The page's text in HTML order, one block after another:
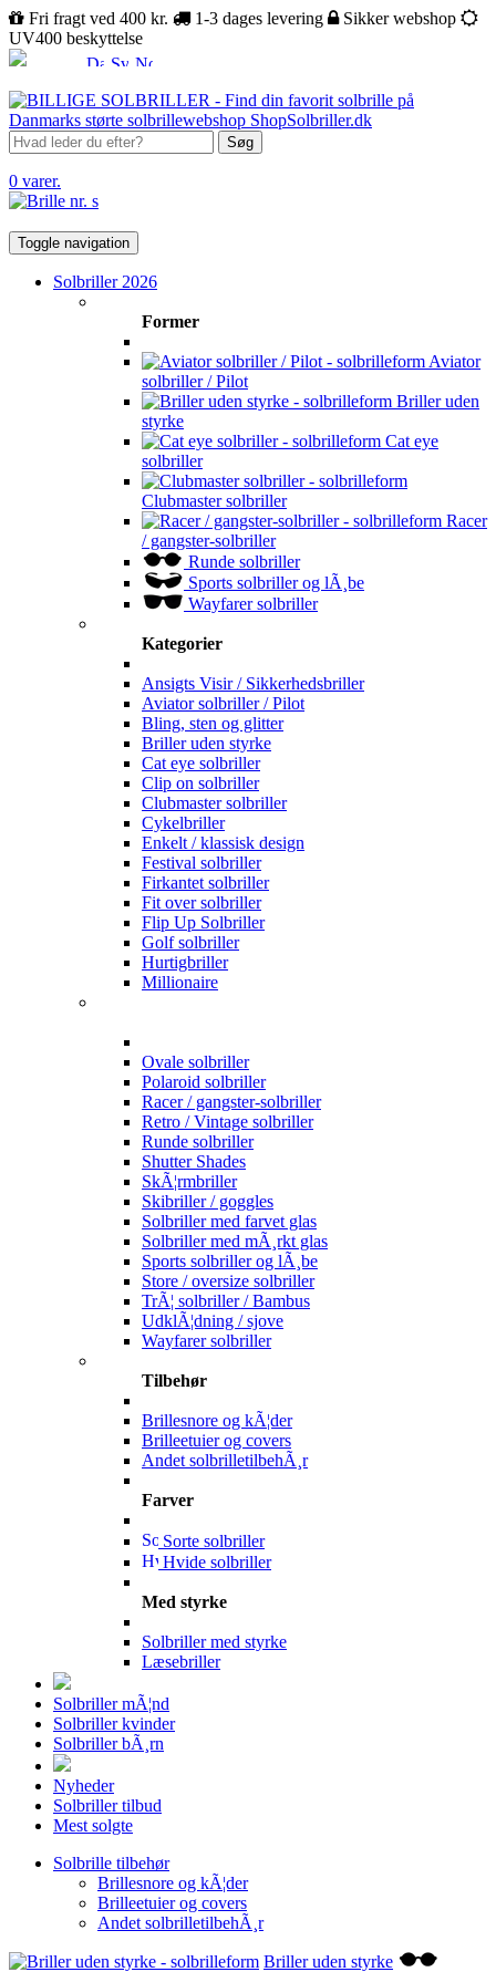
Fri fragt ved 400 kr. 1-3 dages levering
Sikker webshop
UV400 beskyttelse
Søg
0 varer.
Toggle navigation
Solbriller 2026
Former
Aviator
solbriller / Pilot
Briller uden
styrke
Cat eye
solbriller
Clubmaster solbriller
Racer
/ gangster-solbriller
Runde solbriller
Sports solbriller og lÃ¸be
Wayfarer solbriller
Kategorier
Ansigts Visir / Sikkerhedsbriller
Aviator solbriller / Pilot
Bling, sten og glitter
Briller uden styrke
Cat eye solbriller
Clip on solbriller
Clubmaster solbriller
Cykelbriller
Enkelt / klassisk design
Festival solbriller
Firkantet solbriller
Fit over solbriller
Flip Up Solbriller
Golf solbriller
Hurtigbriller
Millionaire
Ovale solbriller
Polaroid solbriller
Racer / gangster-solbriller
Retro / Vintage solbriller
Runde solbriller
Shutter Shades
SkÃ¦rmbriller
Skibriller / goggles
Solbriller med farvet glas
Solbriller med mÃ¸rkt glas
Sports solbriller og lÃ¸be
Store / oversize solbriller
TrÃ¦ solbriller / Bambus
UdklÃ¦dning / sjove
Wayfarer solbriller
Tilbehør
Brillesnore og kÃ¦der
Brilleetuier og covers
Andet solbrilletilbehÃ¸r
Farver
Sorte solbriller
Hvide solbriller
Med styrke
Solbriller med styrke
Læsebriller
Solbriller mÃ¦nd
Solbriller kvinder
Solbriller bÃ¸rn
Nyheder
Solbriller tilbud
Mest solgte
Solbrille tilbehør
Brillesnore og kÃ¦der
Brilleetuier og covers
Andet solbrilletilbehÃ¸r
Briller uden styrke